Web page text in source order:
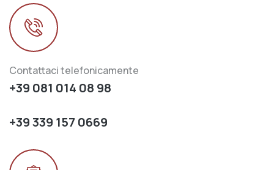
Contattaci telefonicamente
+39 081 014 08 98
+39 339 157 0669